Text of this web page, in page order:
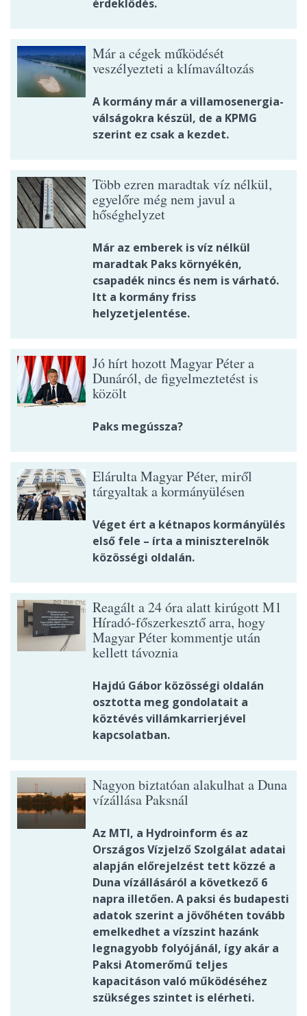
érdeklődés.
Már a cégek működését
veszélyezteti a klímaváltozás
A kormány már a villamosenergia-
válságokra készül, de a KPMG
szerint ez csak a kezdet.
Több ezren maradtak víz nélkül,
egyelőre még nem javul a
hőséghelyzet
Már az emberek is víz nélkül
maradtak Paks környékén,
csapadék nincs és nem is várható.
Itt a kormány friss
helyzetjelentése.
Jó hírt hozott Magyar Péter a
Dunáról, de figyelmeztetést is
közölt
Paks megússza?
Elárulta Magyar Péter, miről
tárgyaltak a kormányülésen
Véget ért a kétnapos kormányülés
első fele – írta a miniszterelnök
közösségi oldalán.
Reagált a 24 óra alatt kirúgott M1
Híradó-főszerkesztő arra, hogy
Magyar Péter kommentje után
kellett távoznia
Hajdú Gábor közösségi oldalán
osztotta meg gondolatait a
köztévés villámkarrierjével
kapcsolatban.
Nagyon biztatóan alakulhat a Duna
vízállása Paksnál
Az MTI, a Hydroinform és az
Országos Vízjelző Szolgálat adatai
alapján előrejelzést tett közzé a
Duna vízállásáról a következő 6
napra illetően. A paksi és budapesti
adatok szerint a jövőhéten tovább
emelkedhet a vízszint hazánk
legnagyobb folyójánál, így akár a
Paksi Atomerőmű teljes
kapacitáson való működéséhez
szükséges szintet is elérheti.